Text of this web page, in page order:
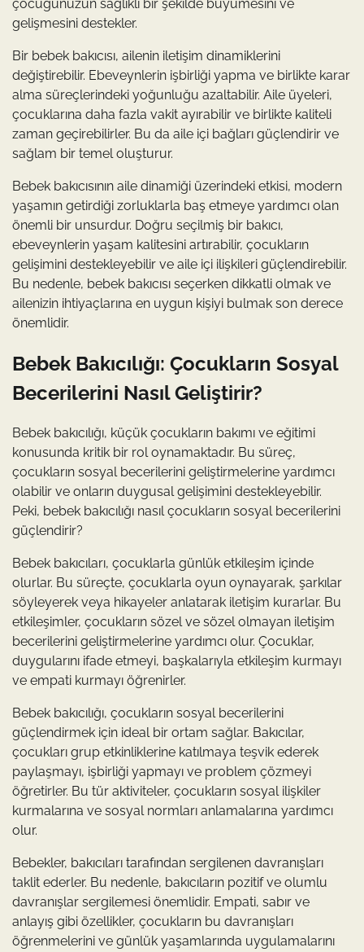
çocuğunuzun sağlıklı bir şekilde büyümesini ve
gelişmesini destekler.
Bir bebek bakıcısı, ailenin iletişim dinamiklerini
değiştirebilir. Ebeveynlerin işbirliği yapma ve birlikte karar
alma süreçlerindeki yoğunluğu azaltabilir. Aile üyeleri,
çocuklarına daha fazla vakit ayırabilir ve birlikte kaliteli
zaman geçirebilirler. Bu da aile içi bağları güçlendirir ve
sağlam bir temel oluşturur.
Bebek bakıcısının aile dinamiği üzerindeki etkisi, modern
yaşamın getirdiği zorluklarla baş etmeye yardımcı olan
önemli bir unsurdur. Doğru seçilmiş bir bakıcı,
ebeveynlerin yaşam kalitesini artırabilir, çocukların
gelişimini destekleyebilir ve aile içi ilişkileri güçlendirebilir.
Bu nedenle, bebek bakıcısı seçerken dikkatli olmak ve
ailenizin ihtiyaçlarına en uygun kişiyi bulmak son derece
önemlidir.
Bebek Bakıcılığı: Çocukların Sosyal
Becerilerini Nasıl Geliştirir?
Bebek bakıcılığı, küçük çocukların bakımı ve eğitimi
konusunda kritik bir rol oynamaktadır. Bu süreç,
çocukların sosyal becerilerini geliştirmelerine yardımcı
olabilir ve onların duygusal gelişimini destekleyebilir.
Peki, bebek bakıcılığı nasıl çocukların sosyal becerilerini
güçlendirir?
Bebek bakıcıları, çocuklarla günlük etkileşim içinde
olurlar. Bu süreçte, çocuklarla oyun oynayarak, şarkılar
söyleyerek veya hikayeler anlatarak iletişim kurarlar. Bu
etkileşimler, çocukların sözel ve sözel olmayan iletişim
becerilerini geliştirmelerine yardımcı olur. Çocuklar,
duygularını ifade etmeyi, başkalarıyla etkileşim kurmayı
ve empati kurmayı öğrenirler.
Bebek bakıcılığı, çocukların sosyal becerilerini
güçlendirmek için ideal bir ortam sağlar. Bakıcılar,
çocukları grup etkinliklerine katılmaya teşvik ederek
paylaşmayı, işbirliği yapmayı ve problem çözmeyi
öğretirler. Bu tür aktiviteler, çocukların sosyal ilişkiler
kurmalarına ve sosyal normları anlamalarına yardımcı
olur.
Bebekler, bakıcıları tarafından sergilenen davranışları
taklit ederler. Bu nedenle, bakıcıların pozitif ve olumlu
davranışlar sergilemesi önemlidir. Empati, sabır ve
anlayış gibi özellikler, çocukların bu davranışları
öğrenmelerini ve günlük yaşamlarında uygulamalarını